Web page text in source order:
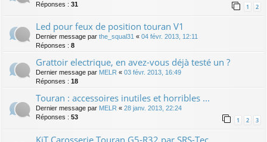
Réponses : 31 1 2
Led pour feux de position touran V1
Dernier message par the_squal31 « 04 févr. 2013, 12:11
Réponses : 8
Grattoir electrique, en avez-vous déjà testé un ?
Dernier message par MELR « 03 févr. 2013, 16:49
Réponses : 18
Touran : accessoires inutiles et horribles ...
Dernier message par MELR « 28 janv. 2013, 22:24
Réponses : 53 1 2 3
KiT Carosserie Touran G5-R32 par SRS-Tec